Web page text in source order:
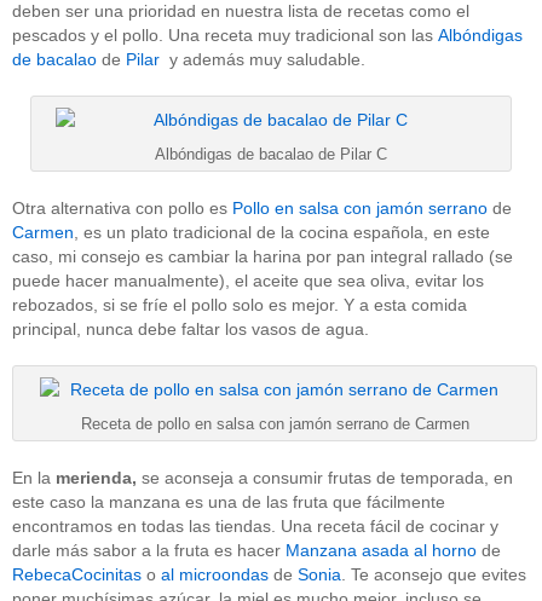
deben ser una prioridad en nuestra lista de recetas como el
pescados y el pollo. Una receta muy tradicional son las Albóndigas
de bacalao de Pilar y además muy saludable.
Albóndigas de bacalao de Pilar C
Otra alternativa con pollo es Pollo en salsa con jamón serrano de
Carmen , es un plato tradicional de la cocina española, en este
caso, mi consejo es cambiar la harina por pan integral rallado (se
puede hacer manualmente), el aceite que sea oliva, evitar los
rebozados, si se fríe el pollo solo es mejor. Y a esta comida
principal, nunca debe faltar los vasos de agua.
Receta de pollo en salsa con jamón serrano de Carmen
En la merienda, se aconseja a consumir frutas de temporada, en
este caso la manzana es una de las fruta que fácilmente
encontramos en todas las tiendas. Una receta fácil de cocinar y
darle más sabor a la fruta es hacer Manzana asada al horno de
RebecaCocinitas o al microondas de Sonia . Te aconsejo que evites